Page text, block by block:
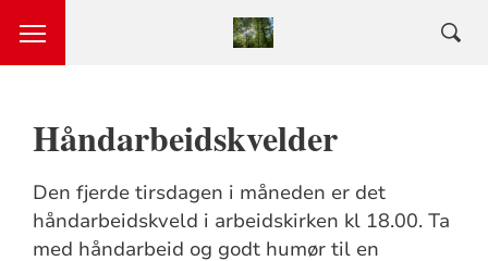
Håndarbeidskvelder
Den fjerde tirsdagen i måneden er det
håndarbeidskveld i arbeidskirken kl 18.00. Ta
med håndarbeid og godt humør til en